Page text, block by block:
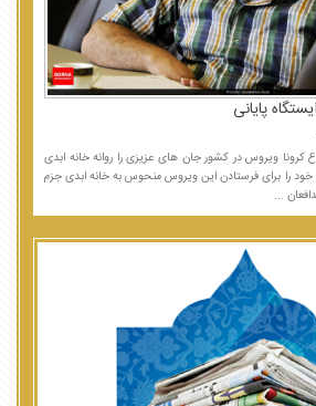
پایانی
که شیوع کرونا ویروس در کشور جان های عزیزی را روانه خانه ابدی
خود را برای فرستادن این ویروس منحوس به خانه ابدی جزم
...